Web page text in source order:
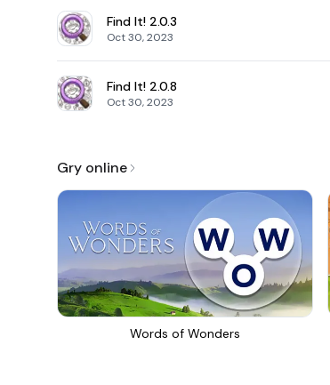
Find It! 2.0.3
Oct 30, 2023
Find It! 2.0.8
Oct 30, 2023
Gry online
Words of Wonders